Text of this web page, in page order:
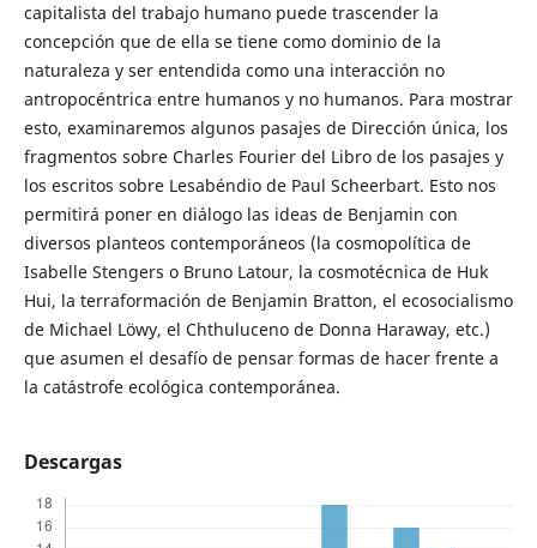
capitalista del trabajo humano puede trascender la
concepción que de ella se tiene como dominio de la
naturaleza y ser entendida como una interacción no
antropocéntrica entre humanos y no humanos. Para mostrar
esto, examinaremos algunos pasajes de Dirección única, los
fragmentos sobre Charles Fourier del Libro de los pasajes y
los escritos sobre Lesabéndio de Paul Scheerbart. Esto nos
permitirá poner en diálogo las ideas de Benjamin con
diversos planteos contemporáneos (la cosmopolítica de
Isabelle Stengers o Bruno Latour, la cosmotécnica de Huk
Hui, la terraformación de Benjamin Bratton, el ecosocialismo
de Michael Löwy, el Chthuluceno de Donna Haraway, etc.)
que asumen el desafío de pensar formas de hacer frente a
la catástrofe ecológica contemporánea.
Descargas